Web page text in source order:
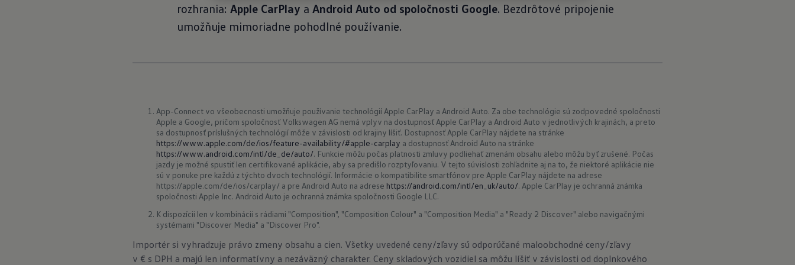
rozhrania: Apple CarPlay a Android Auto od spoločnosti Google. Bezdrôtové pripojenie
umožňuje mimoriadne pohodlné používanie.
App-Connect vo všeobecnosti umožňuje používanie technológií Apple CarPlay a Android Auto. Za obe technológie sú zodpovedné spoločnosti
Apple a Google, pričom spoločnosť Volkswagen AG nemá vplyv na dostupnosť Apple CarPlay a Android Auto v jednotlivých krajinách, a preto
sa dostupnosť príslušných technológií môže v závislosti od krajiny líšiť. Dostupnosť Apple CarPlay nájdete na stránke
https://www.apple.com/de/ios/feature-availability/#apple-carplay a dostupnosť Android Auto na stránke
https://www.android.com/intl/de_de/auto/. Funkcie môžu počas platnosti zmluvy podliehať zmenám obsahu alebo môžu byť zrušené. Počas
jazdy je možné spustiť len certifikované aplikácie, aby sa predišlo rozptyľovaniu. V tejto súvislosti zohľadnite aj na to, že niektoré aplikácie nie
sú v ponuke pre každú z týchto dvoch technológií. Informácie o kompatibilite smartfónov pre Apple CarPlay nájdete na adrese
https://apple.com/de/ios/carplay/ a pre Android Auto na adrese https://android.com/intl/en_uk/auto/. Apple CarPlay je ochranná známka
spoločnosti Apple Inc. Android Auto je ochranná známka spoločnosti Google LLC.
K dispozícii len v kombinácii s rádiami "Composition", "Composition Colour" a "Composition Media" a "Ready 2 Discover" alebo navigačnými
systémami "Discover Media" a "Discover Pro".
Importér si vyhradzuje právo zmeny obsahu a cien. Všetky uvedené ceny/zľavy sú odporúčané maloobchodné ceny/zľavy
v € s DPH a majú len informatívny a nezáväzný charakter. Ceny skladových vozidiel sa môžu líšiť v závislosti od doplnkového